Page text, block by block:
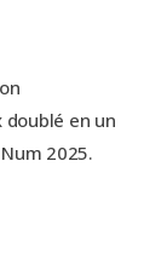
en un
2025.